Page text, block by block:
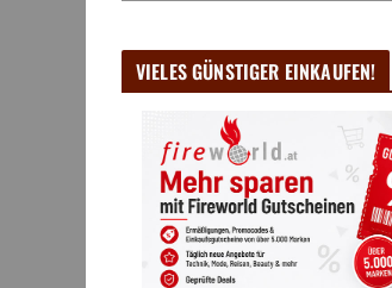
VIELES GÜNSTIGER EINKAUFEN!